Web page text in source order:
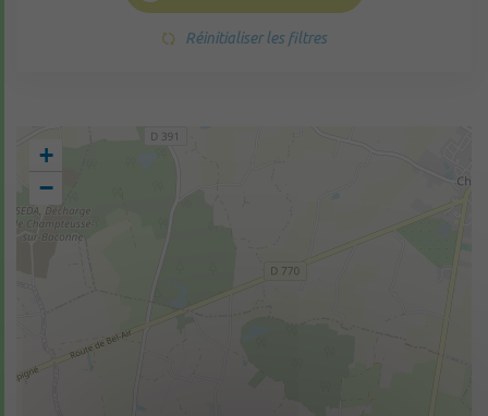
Réinitialiser les filtres
+
−